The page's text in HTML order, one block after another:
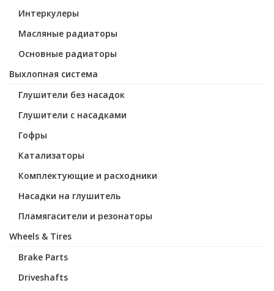
Интеркулеры
Масляные радиаторы
Основные радиаторы
Выхлопная система
Глушители без насадок
Глушители с насадками
Гофры
Катализаторы
Комплектующие и расходники
Насадки на глушитель
Пламягасители и резонаторы
Wheels & Tires
Brake Parts
Driveshafts